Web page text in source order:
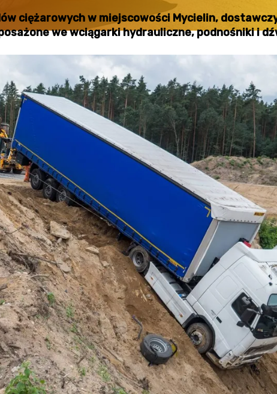
ciężarowych w miejscowości Mycielin,
we wciągarki hydrauliczne, podnośniki i